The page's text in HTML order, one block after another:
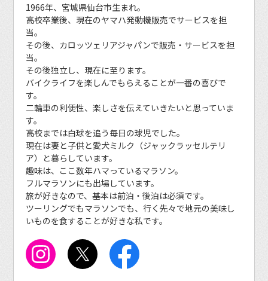
1966年、宮城県仙台市生まれ。
高校卒業後、現在のヤマハ発動機販売でサービスを担
当。
その後、カロッツェリアジャパンで販売・サービスを担
当。
その後独立し、現在に至ります。
バイクライフを楽しんでもらえることが一番の喜びで
す。
二輪車の利便性、楽しさを伝えていきたいと思っていま
す。
高校までは白球を追う毎日の球児でした。
現在は妻と子供と愛犬ミルク（ジャックラッセルテリ
ア）と暮らしています。
趣味は、ここ数年ハマっているマラソン。
フルマラソンにも出場しています。
旅が好きなので、基本は前泊・後泊は必須です。
ツーリングでもマラソンでも、行く先々で地元の美味し
いものを食することが好きな私です。